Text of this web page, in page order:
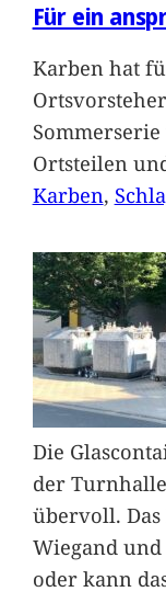
Für ein
Karben hat
Ortsteilen
Karben,
Die
der
übervoll. Das
Wiegand
oder kann